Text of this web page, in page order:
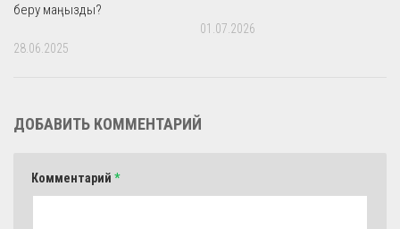
беру маңызды?
28.06.2025
01.07.2026
ДОБАВИТЬ КОММЕНТАРИЙ
Комментарий *